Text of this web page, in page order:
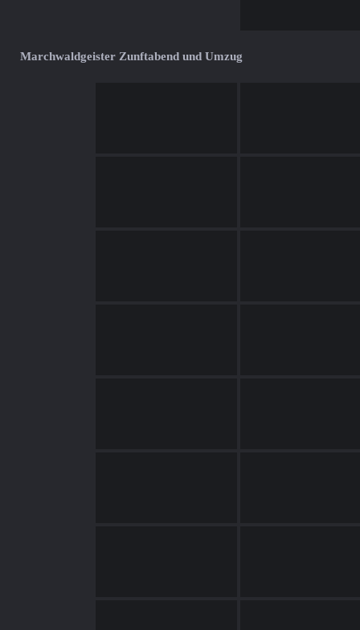
Marchwaldgeister Zunftabend und Umzug